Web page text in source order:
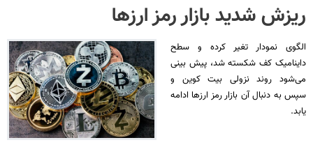
ریزش شدید بازار رمز ارزها
الگوی نمودار تغیر کرده و سطح
داینامیک کف شکسته شد، پیش بینی
می‌شود روند نزولی بیت کوین و
سپس به دنبال آن بازار رمز ارزها ادامه
یابد.